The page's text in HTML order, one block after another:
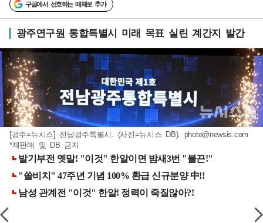
구글에서 선호하는 매체로 추가
광주연구원 통합특별시 미래 목표 실린 계간지 발간
[광주=뉴시스] 전남광주특별시. (사진=뉴시스 DB). photo@newsis.com
*재판매 및 DB 금지